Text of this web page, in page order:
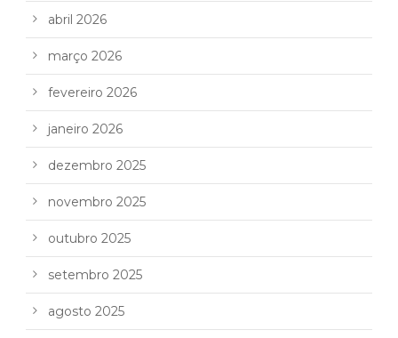
abril 2026
março 2026
fevereiro 2026
janeiro 2026
dezembro 2025
novembro 2025
outubro 2025
setembro 2025
agosto 2025